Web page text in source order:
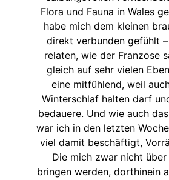
Flora und Fauna in Wales
habe mich dem kleinen
direkt verbunden gefühlt
relaten, wie der Franzose
gleich auf sehr vielen
eine mitfühlend, weil
Winterschlaf halten darf
bedauere. Und wie auch
war ich in den letzten
viel damit beschäftigt,
Die mich zwar nicht
bringen werden, dorthinein